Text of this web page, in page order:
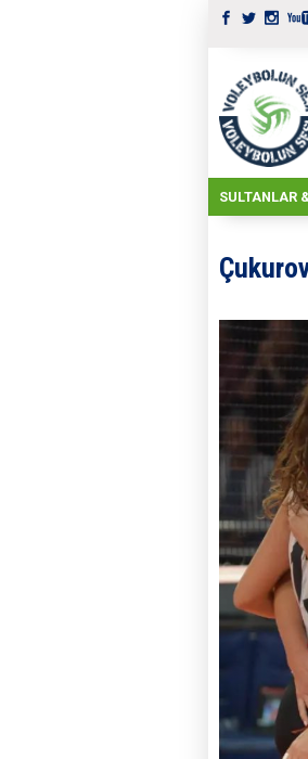
SULTANLAR